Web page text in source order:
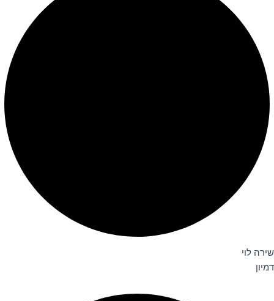
שירה לוי
דמיון